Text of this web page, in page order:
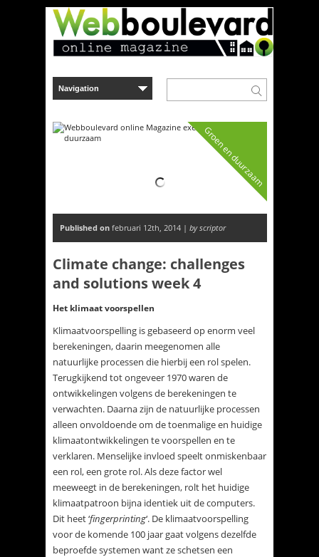
Groen en duurzaam
Published on februari 12th, 2014 | by scriptor
Climate change: challenges
and solutions week 4
Het klimaat voorspellen
Klimaatvoorspelling is gebaseerd op enorm veel
berekeningen, daarin meegenomen alle
natuurlijke processen die hierbij een rol spelen.
Terugkijkend tot ongeveer 1970 waren de
ontwikkelingen volgens de berekeningen te
verwachten. Daarna zijn de natuurlijke processen
alleen onvoldoende om de toenmalige en huidige
klimaatontwikkelingen te voorspellen en te
verklaren. Menselijke invloed speelt onmiskenbaar
een rol, een grote rol. Als deze factor wel
meeweegt in de berekeningen, rolt het huidige
klimaatpatroon bijna identiek uit de computers.
Dit heet ‘fingerprinting‘. De klimaatvoorspelling
voor de komende 100 jaar gaat volgens dezelfde
beproefde systemen want ze schetsen een